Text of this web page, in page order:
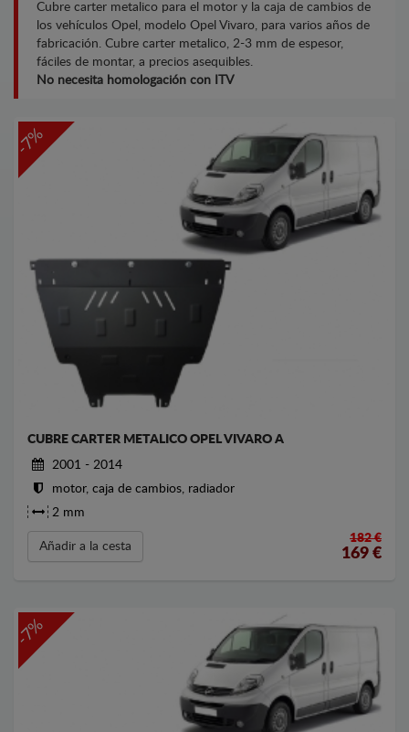
Cubre carter metalico para el motor y la caja de cambios de
los vehículos Opel, modelo Opel Vivaro, para varios años de
fabricación. Cubre carter metalico, 2-3 mm de espesor,
fáciles de montar, a precios asequibles.
No necesita homologación con ITV
-7%
CUBRE CARTER METALICO OPEL VIVARO A
2001 - 2014
motor, caja de cambios, radiador
2 mm
Añadir a la cesta
182 €
169 €
-7%